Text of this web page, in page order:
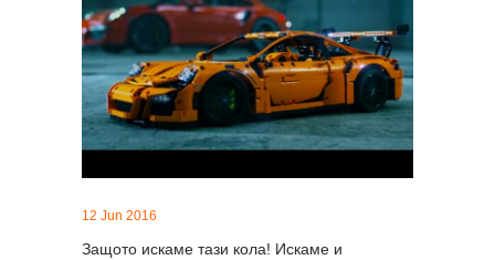
12 Jun 2016
Защото искаме тази кола! Искаме и